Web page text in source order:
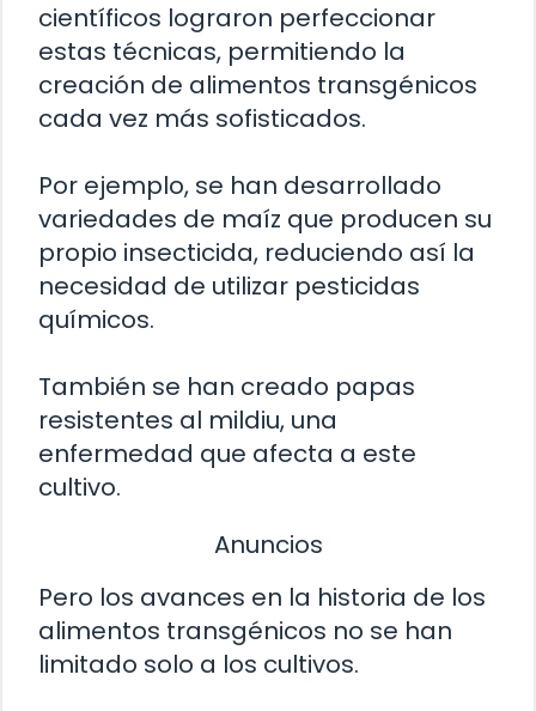
científicos lograron perfeccionar
estas técnicas, permitiendo la
creación de alimentos transgénicos
cada vez más sofisticados.
Por ejemplo, se han desarrollado
variedades de maíz que producen su
propio insecticida, reduciendo así la
necesidad de utilizar pesticidas
químicos.
También se han creado papas
resistentes al mildiu, una
enfermedad que afecta a este
cultivo.
Anuncios
Pero los avances en la historia de los
alimentos transgénicos no se han
limitado solo a los cultivos.